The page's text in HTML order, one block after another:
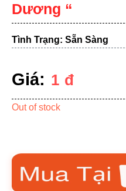
Dương “
Tình Trạng: Sẵn Sàng
Giá: 1 đ
Out of stock